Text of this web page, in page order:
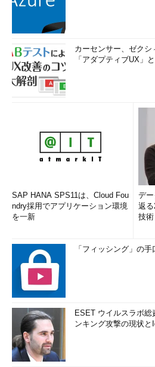
カーセンサー、ゼク
「アダプティブUX」
SAP HANA SPS11は、Cloud Fou
ndry採用でアプリケーション環境
を一新
デ
返る
技
「フィッシング」の
ESET ウイルスラボ
ンキング攻撃の現状